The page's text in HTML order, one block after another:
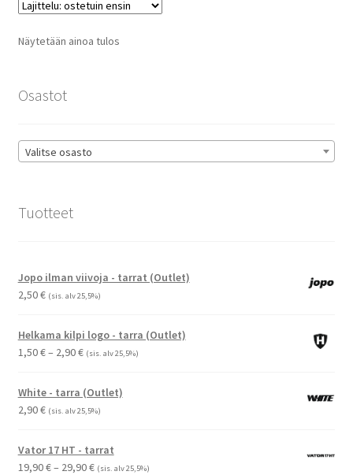
Näytetään ainoa tulos
Osastot
Valitse osasto
Tuotteet
Jopo ilman viivoja - tarrat (Outlet)
2,50€ (sis. alv 25,5%)
Helkama kilpi logo - tarra (Outlet)
1,50€– 2,90€Hintaluokka:
-
2,90 €
(sis. alv 25,5%)
White - tarra (Outlet)
2,90€ (sis. alv 25,5%)
Vator 17 HT - tarrat
19,90€– 29,90€Hintaluokka:
(sis. alv 25,5%)